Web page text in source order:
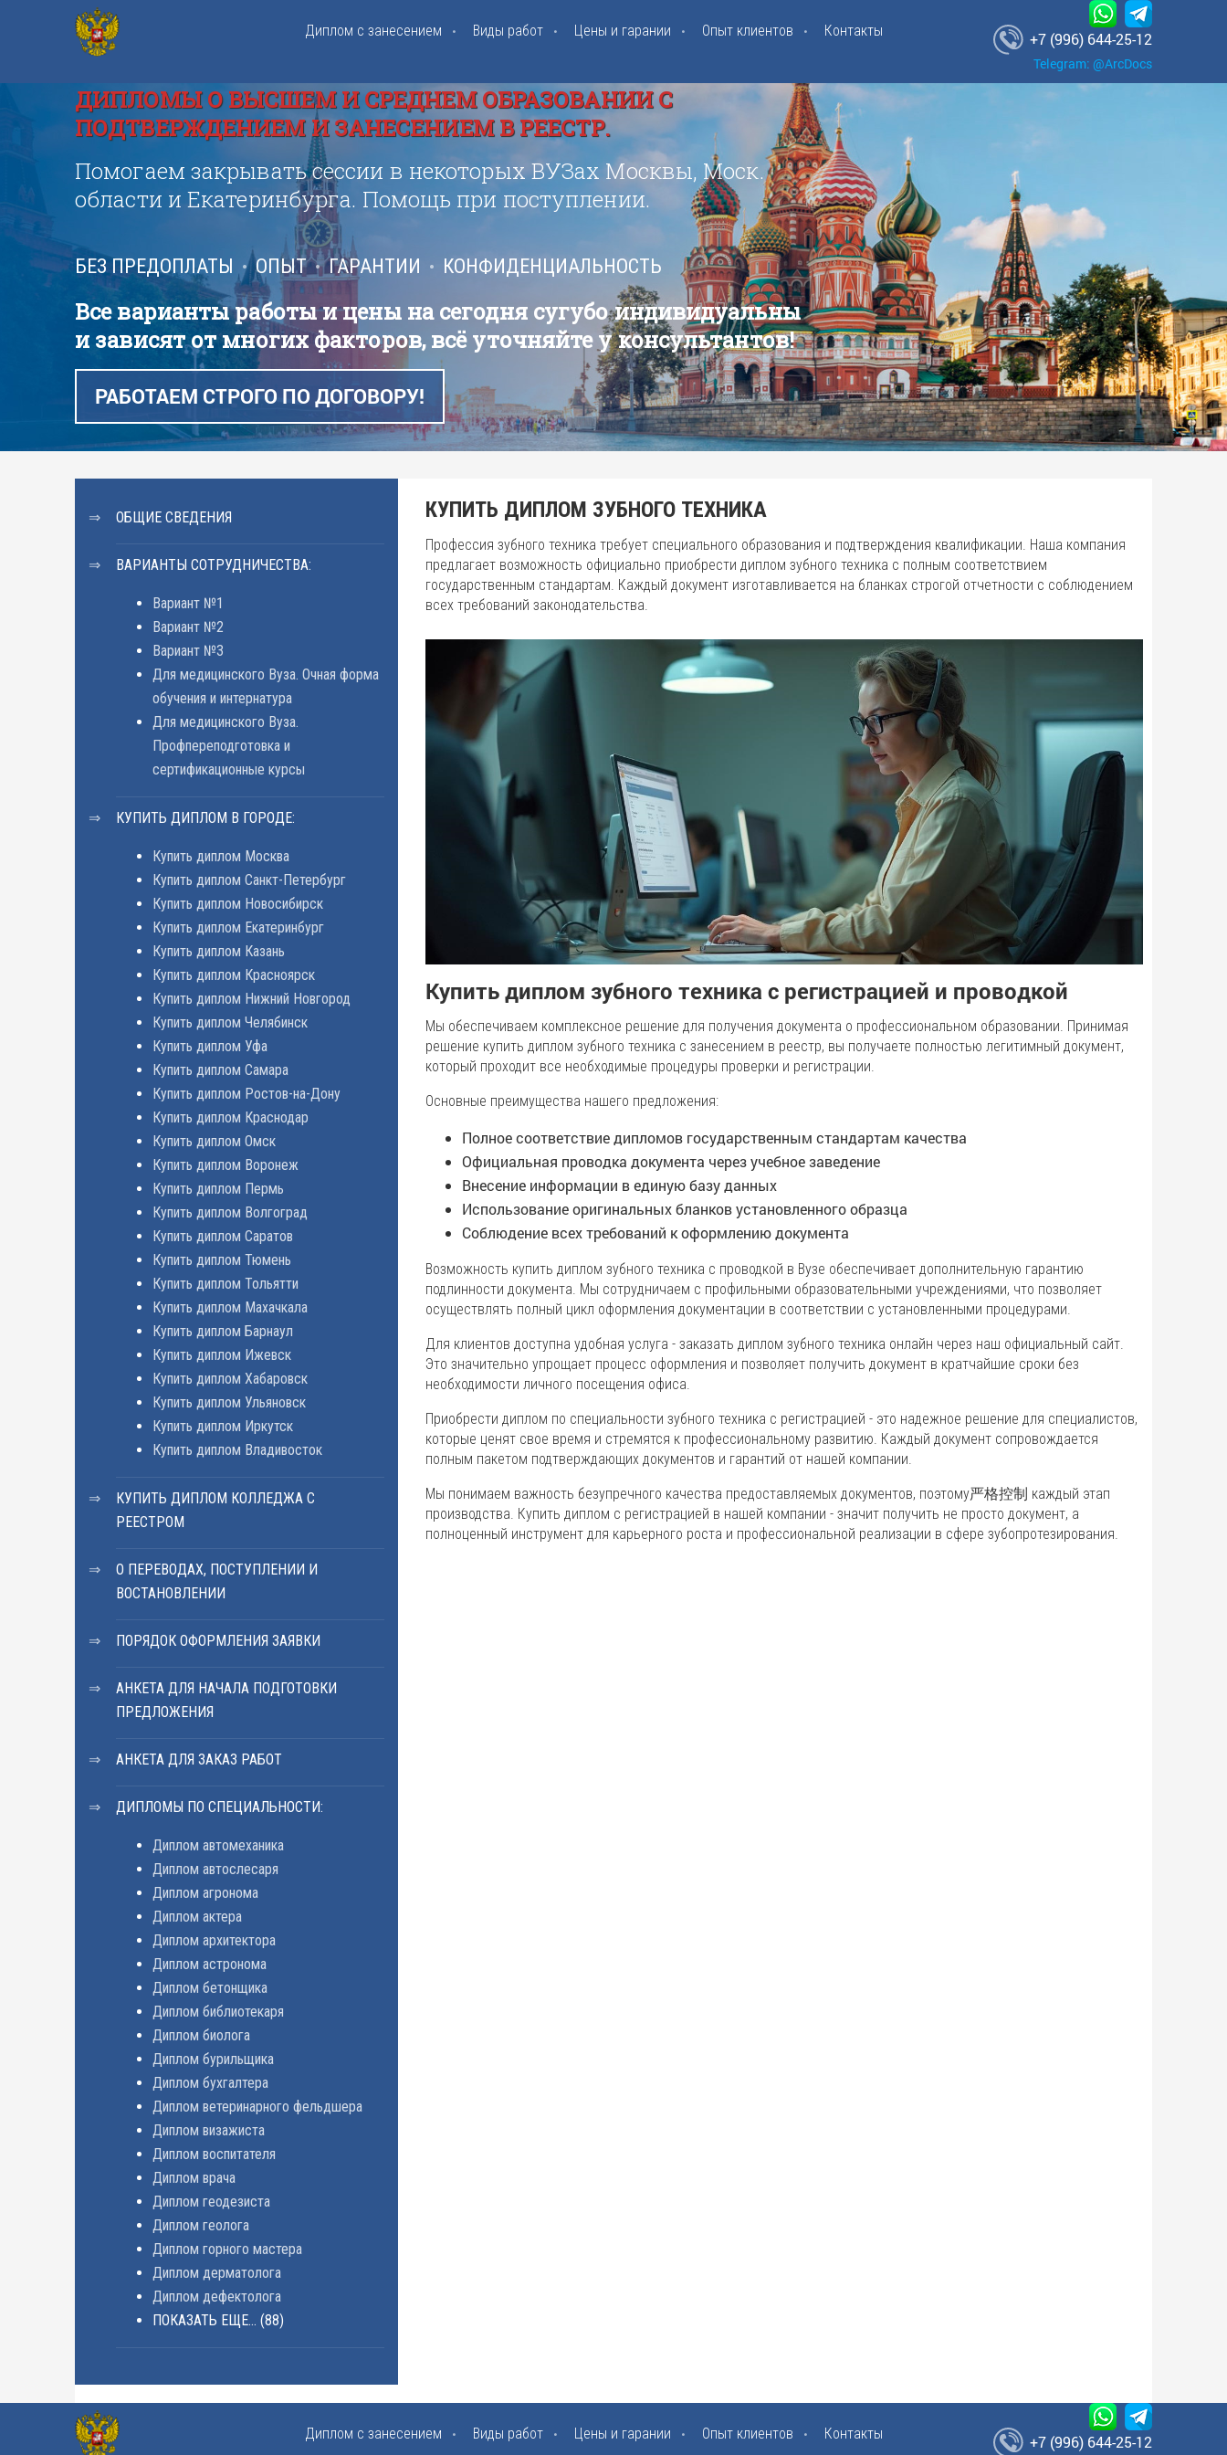
Диплом с занесением Виды работ Цены и гарании Опыт клиентов Контакты +7 (996) 644-25-12
Telegram: @ArcDocs
ДИПЛОМЫ О ВЫСШЕМ И СРЕДНЕМ ОБРАЗОВАНИИ С
ПОДТВЕРЖДЕНИЕМ И ЗАНЕСЕНИЕМ В РЕЕСТР.
Помогаем закрывать сессии в некоторых ВУЗах Москвы, Моск.
области и Екатеринбурга. Помощь при поступлении.
БЕЗ ПРЕДОПЛАТЫ ОПЫТ ГАРАНТИИ КОНФИДЕНЦИАЛЬНОСТЬ
Все варианты работы и цены на сегодня сугубо индивидуальны
и зависят от многих факторов, всё уточняйте у консультантов!
РАБОТАЕМ СТРОГО ПО ДОГОВОРУ!
ОБЩИЕ СВЕДЕНИЯ
ВАРИАНТЫ СОТРУДНИЧЕСТВА:
Вариант №1
Вариант №2
Вариант №3
Для медицинского Вуза. Очная форма
обучения и интернатура
Для медицинского Вуза.
Профпереподготовка и
сертификационные курсы
КУПИТЬ ДИПЛОМ В ГОРОДЕ:
Купить диплом Москва
Купить диплом Санкт-Петербург
Купить диплом Новосибирск
Купить диплом Екатеринбург
Купить диплом Казань
Купить диплом Красноярск
Купить диплом Нижний Новгород
Купить диплом Челябинск
Купить диплом Уфа
Купить диплом Самара
Купить диплом Ростов-на-Дону
Купить диплом Краснодар
Купить диплом Омск
Купить диплом Воронеж
Купить диплом Пермь
Купить диплом Волгоград
Купить диплом Саратов
Купить диплом Тюмень
Купить диплом Тольятти
Купить диплом Махачкала
Купить диплом Барнаул
Купить диплом Ижевск
Купить диплом Хабаровск
Купить диплом Ульяновск
Купить диплом Иркутск
Купить диплом Владивосток
КУПИТЬ ДИПЛОМ КОЛЛЕДЖА С
РЕЕСТРОМ
О ПЕРЕВОДАХ, ПОСТУПЛЕНИИ И
ВОСТАНОВЛЕНИИ
ПОРЯДОК ОФОРМЛЕНИЯ ЗАЯВКИ
АНКЕТА ДЛЯ НАЧАЛА ПОДГОТОВКИ
ПРЕДЛОЖЕНИЯ
АНКЕТА ДЛЯ ЗАКАЗ РАБОТ
ДИПЛОМЫ ПО СПЕЦИАЛЬНОСТИ:
Диплом автомеханика
Диплом автослесаря
Диплом агронома
Диплом актера
Диплом архитектора
Диплом астронома
Диплом бетонщика
Диплом библиотекаря
Диплом биолога
Диплом бурильщика
Диплом бухгалтера
Диплом ветеринарного фельдшера
Диплом визажиста
Диплом воспитателя
Диплом врача
Диплом геодезиста
Диплом геолога
Диплом горного мастера
Диплом дерматолога
Диплом дефектолога
ПОКАЗАТЬ ЕЩЕ... (88)
КУПИТЬ ДИПЛОМ ЗУБНОГО ТЕХНИКА
Профессия зубного техника требует специального образования и подтверждения квалификации. Наша компания
предлагает возможность официально приобрести диплом зубного техника с полным соответствием
государственным стандартам. Каждый документ изготавливается на бланках строгой отчетности с соблюдением
всех требований законодательства.
Купить диплом зубного техника с регистрацией и проводкой
Мы обеспечиваем комплексное решение для получения документа о профессиональном образовании. Принимая
решение купить диплом зубного техника с занесением в реестр, вы получаете полностью легитимный документ,
который проходит все необходимые процедуры проверки и регистрации.
Основные преимущества нашего предложения:
Полное соответствие дипломов государственным стандартам качества
Официальная проводка документа через учебное заведение
Внесение информации в единую базу данных
Использование оригинальных бланков установленного образца
Соблюдение всех требований к оформлению документа
Возможность купить диплом зубного техника с проводкой в Вузе обеспечивает дополнительную гарантию
подлинности документа. Мы сотрудничаем с профильными образовательными учреждениями, что позволяет
осуществлять полный цикл оформления документации в соответствии с установленными процедурами.
Для клиентов доступна удобная услуга - заказать диплом зубного техника онлайн через наш официальный сайт.
Это значительно упрощает процесс оформления и позволяет получить документ в кратчайшие сроки без
необходимости личного посещения офиса.
Приобрести диплом по специальности зубного техника с регистрацией - это надежное решение для специалистов,
которые ценят свое время и стремятся к профессиональному развитию. Каждый документ сопровождается
полным пакетом подтверждающих документов и гарантий от нашей компании.
Мы понимаем важность безупречного качества предоставляемых документов, поэтому严格控制 каждый этап
производства. Купить диплом с регистрацией в нашей компании - значит получить не просто документ, а
полноценный инструмент для карьерного роста и профессиональной реализации в сфере зубопротезирования.
Диплом с занесением Виды работ Цены и гарании Опыт клиентов Контакты +7 (996) 644-25-12